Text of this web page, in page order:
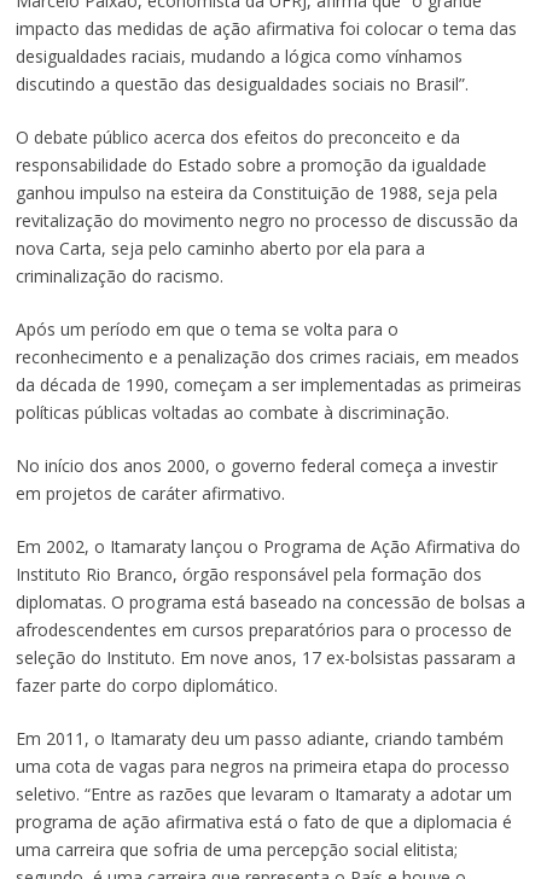
impacto das medidas de ação afirmativa foi colocar o tema das
desigualdades raciais, mudando a lógica como vínhamos
discutindo a questão das desigualdades sociais no Brasil”.
O debate público acerca dos efeitos do preconceito e da
responsabilidade do Estado sobre a promoção da igualdade
ganhou impulso na esteira da Constituição de 1988, seja pela
revitalização do movimento negro no processo de discussão da
nova Carta, seja pelo caminho aberto por ela para a
criminalização do racismo.
Após um período em que o tema se volta para o
reconhecimento e a penalização dos crimes raciais, em meados
da década de 1990, começam a ser implementadas as primeiras
políticas públicas voltadas ao combate à discriminação.
No início dos anos 2000, o governo federal começa a investir
em projetos de caráter afirmativo.
Em 2002, o Itamaraty lançou o Programa de Ação Afirmativa do
Instituto Rio Branco, órgão responsável pela formação dos
diplomatas. O programa está baseado na concessão de bolsas a
afrodescendentes em cursos preparatórios para o processo de
seleção do Instituto. Em nove anos, 17 ex-bolsistas passaram a
fazer parte do corpo diplomático.
Em 2011, o Itamaraty deu um passo adiante, criando também
uma cota de vagas para negros na primeira etapa do processo
seletivo. “Entre as razões que levaram o Itamaraty a adotar um
programa de ação afirmativa está o fato de que a diplomacia é
uma carreira que sofria de uma percepção social elitista;